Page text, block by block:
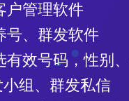
户管理软件
号、群发软件
有效号码，性别
小组、群发私信